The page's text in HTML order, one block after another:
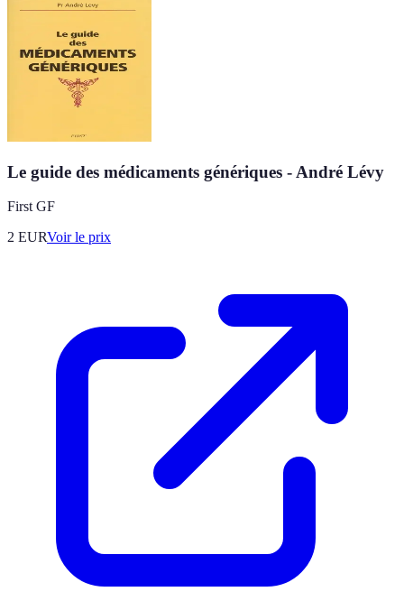
Le guide des médicaments génériques - André Lévy
First GF
2 EURVoir le prix